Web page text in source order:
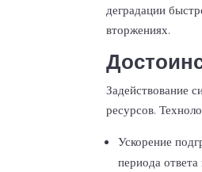
деградации
вторжениях.
Задействование
ресурсов.
Ускорение
периода